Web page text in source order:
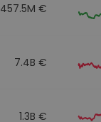
457.5M €
7.4B €
1.3B €